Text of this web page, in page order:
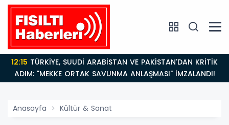
12:15
ADIM: "MEKKE ORTAK SAVUNMA ANLAŞMASI" İMZALANDI!
Anasayfa Kültür & Sanat